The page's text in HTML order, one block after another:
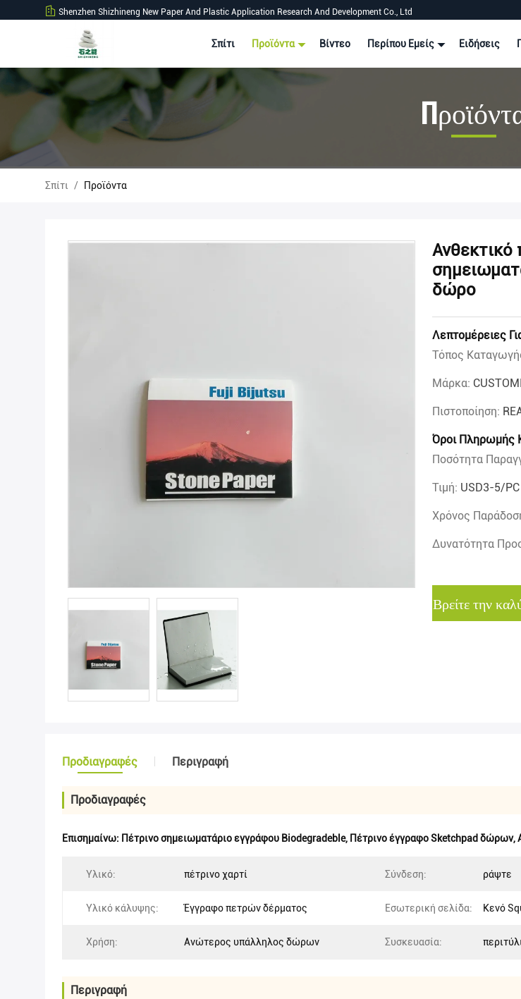
Shenzhen Shizhineng New Paper And Plastic Application Research And Development Co., Ltd
Σπίτι Προϊόντα Βίντεο Περίπου Εμείς Ειδήσεις
Σπίτι / Προϊόντα
δώρο
Λεπτομέρειες
Τόπος
Μάρκα:
Πιστοποίηση:
Όροι Πληρωμής
Ποσότητα
Τιμή: USD3-5/PC
Χρόνος
Δυνατότητα
Βρείτε την
Προδιαγραφές Περιγραφή
Προδιαγραφές
Επισημαίνω: Πέτρινο σημειωματάριο εγγράφου Biodegradeble, Πέτρινο έγγραφο Sketchpad δώρων,
Υλικό: πέτρινο χαρτί Σύνδεση: ράψτε
Υλικό κάλυψης: Έγγραφο πετρών δέρματος Εσωτερική σελίδα: Κενό
Χρήση: Ανώτερος υπάλληλος δώρων Συσκευασία:
Περιγραφή